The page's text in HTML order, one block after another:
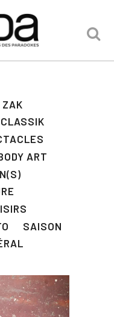
ZAK
CLASSIK
ART
SAISON